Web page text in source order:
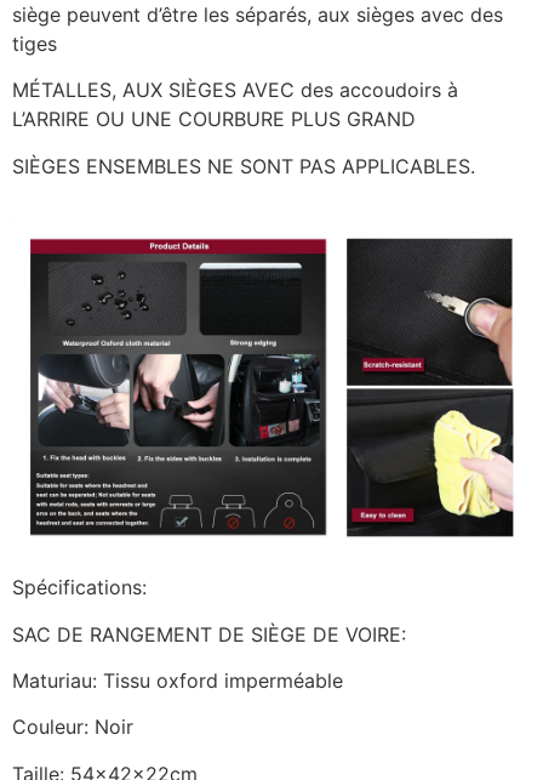
siège peuvent d’être les séparés, aux sièges avec des
tiges
MÉTALLES, AUX SIÈGES AVEC des accoudoirs à
L’ARRIRE OU UNE COURBURE PLUS GRAND
SIÈGES ENSEMBLES NE SONT PAS APPLICABLES.
Spécifications:
SAC DE RANGEMENT DE SIÈGE DE VOIRE:
Maturiau: Tissu oxford imperméable
Couleur: Noir
Taille: 54x42x22cm